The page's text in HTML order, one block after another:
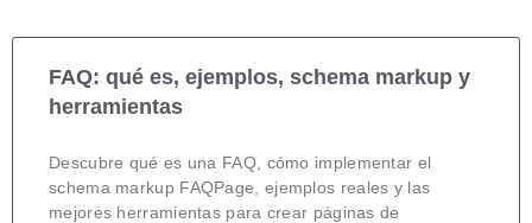
FAQ: qué es, ejemplos, schema markup y
herramientas
Descubre qué es una FAQ, cómo implementar el
schema markup FAQPage, ejemplos reales y las
mejores herramientas para crear páginas de